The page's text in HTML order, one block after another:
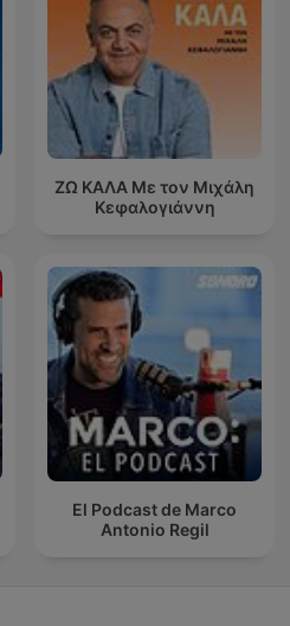
ΖΩ ΚΑΛΑ Με τον Μιχάλη
Κεφαλογιάννη
El Podcast de Marco
Antonio Regil